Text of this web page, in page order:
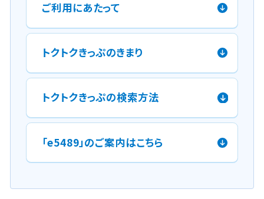
ご利用にあたって
トクトクきっぷのきまり
トクトクきっぷの検索方法
「e5489」のご案内はこちら